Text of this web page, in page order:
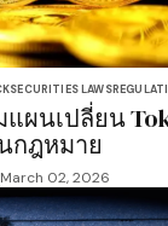
SECURITIES LAWS
แผนเปลี่ยน
กฎหมาย
March 02, 2026